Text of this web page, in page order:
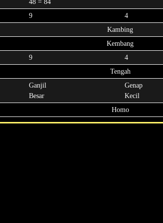
48 = 84
9 4
Kambing
Kembang
9 4
Tengah
Ganjil
Besar
Genap
Kecil
Homo